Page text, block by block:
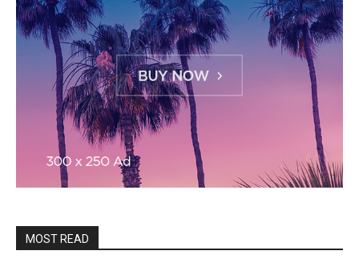
MOST READ